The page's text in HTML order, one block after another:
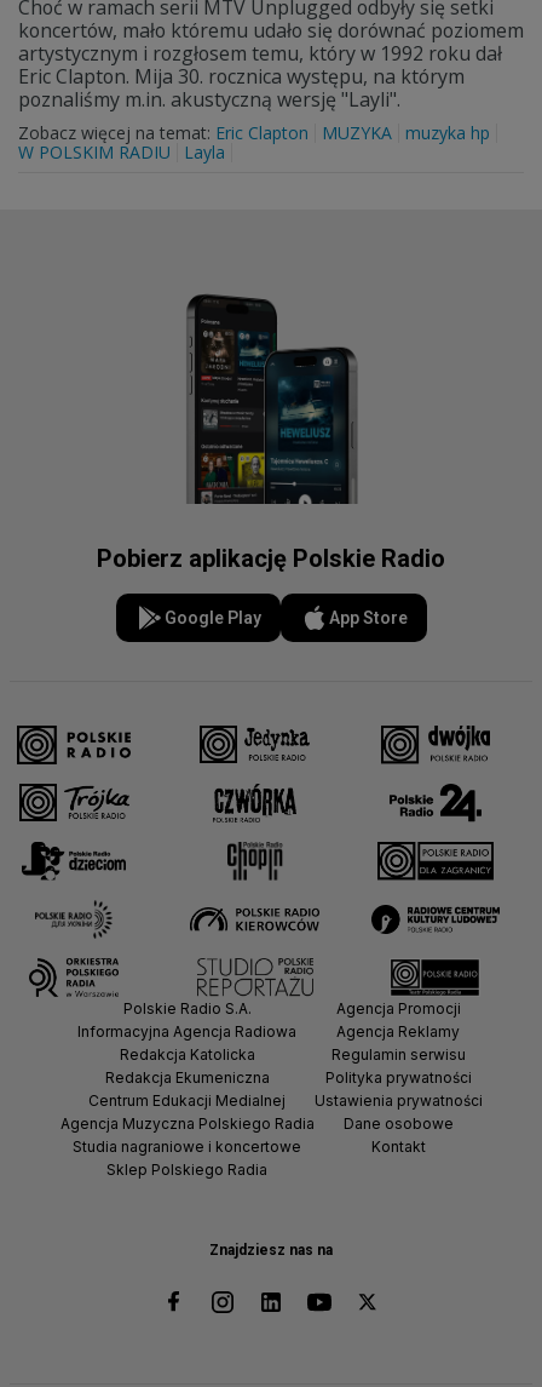
Choć w ramach serii MTV Unplugged odbyły się setki
koncertów, mało któremu udało się dorównać poziomem
artystycznym i rozgłosem temu, który w 1992 roku dał
Eric Clapton. Mija 30. rocznica występu, na którym
poznaliśmy m.in. akustyczną wersję "Layli".
Zobacz więcej na temat: Eric Clapton MUZYKA
muzyka hp
W POLSKIM RADIU
Layla
Pobierz aplikację Polskie Radio
Google Play App Store
Znajdziesz nas na
Polskie Radio S.A.
Informacyjna Agencja Radiowa
Redakcja Katolicka
Redakcja Ekumeniczna
Centrum Edukacji Medialnej
Agencja Muzyczna Polskiego Radia
Studia nagraniowe i koncertowe
Sklep Polskiego Radia
Agencja Promocji
Agencja Reklamy
Regulamin serwisu
Polityka prywatności
Ustawienia prywatności
Dane osobowe
Kontakt